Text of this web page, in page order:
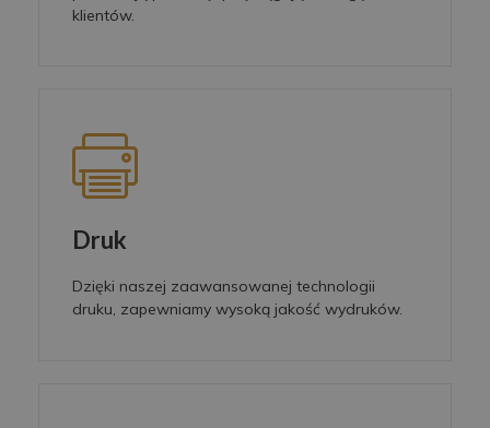
klientów.
Druk
Dzięki naszej zaawansowanej technologii
druku, zapewniamy wysoką jakość wydruków.